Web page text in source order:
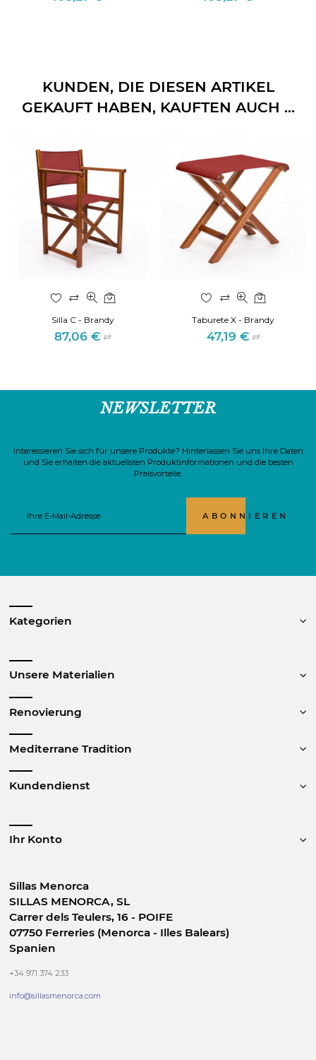
KUNDEN, DIE DIESEN ARTIKEL
GEKAUFT HABEN, KAUFTEN AUCH ...
Silla C - Brandy
Preis
87,06 €
Taburete X - Brandy
Preis
47,19 €
NEWSLETTER
Interessieren Sie sich für unsere Produkte? Hinterlassen Sie uns Ihre Daten
und Sie erhalten die aktuellsten Produktinformationen und die besten
Preisvorteile.
ABONNIEREN
Kategorien
Unsere Materialien
Renovierung
Mediterrane Tradition
Kundendienst
Ihr Konto
Sillas Menorca
SILLAS MENORCA, SL
Carrer dels Teulers, 16 - POIFE
07750 Ferreries (Menorca - Illes Balears)
Spanien
+34 971 374 233
info@sillasmenorca.com